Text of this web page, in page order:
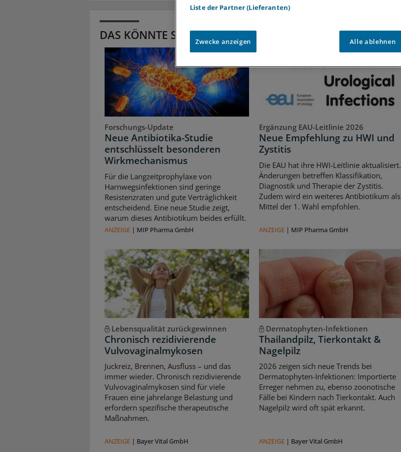
DAS KÖNNTE SIE AUCH INTERESSIEREN
Forschungs-Update
Neue Antibiotika-Studie
entschlüsselt besonderen
Wirkmechanismus
Für die Langzeitprophylaxe von
Harnwegsinfektionen sind geringe
Resistenzraten und gute Verträglichkeit
entscheidend. Eine neue Studie zeigt,
warum dieses Antibiotikum beides erfüllt.
ANZEIGE | MIP Pharma GmbH
Ergänzung EAU-Leitlinie 2026
Neue Empfehlung zu HWI und
Zystitis
Die EAU hat ihre HWI-Leitlinie aktualisiert.
Änderungen betreffen Klassifikation,
Diagnostik und Therapie der Zystitis.
Zudem wird ein weiteres Antibiotikum als
Mittel der 1. Wahl empfohlen.
ANZEIGE | MIP Pharma GmbH
Lebensqualität zurückgewinnen
Chronisch rezidivierende
Vulvovaginalmykosen
Juckreiz, Brennen, Ausfluss – und das
immer wieder. Chronisch rezidivierende
Vulvovaginalmykosen sind für viele
Frauen eine jahrelange Belastung und
erfordern spezifische therapeutische
Maßnahmen.
ANZEIGE | Bayer Vital GmbH
Dermatophyten-Infektionen
Thailandpilz, Tierkontakt &
Nagelpilz
2026 zeigen sich neue Trends bei
Dermatophyten-Infektionen: Importierte
Erreger nehmen zu, ebenso zoonotische
Fälle bei Kindern nach Tierkontakt. Auch
Nagelpilz wird oft spät erkannt.
ANZEIGE | Bayer Vital GmbH
Liste der Partner (Lieferanten)
Zwecke anzeigen Alle ablehnen